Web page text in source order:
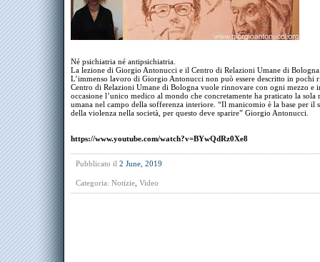
Né psichiatria né antipsichiatria.
La lezione di Giorgio Antonucci e il Centro di Relazioni Umane di
L’immenso lavoro di Giorgio Antonucci non può essere descritto in pochi
Centro di Relazioni Umane di Bologna vuole rinnovare con ogni mezzo e
occasione l’unico medico al mondo che concretamente ha praticato la
umana nel campo della sofferenza interiore. “Il manicomio è la base per il
della violenza nella società, per questo deve sparire” Giorgio Antonucci.
https://www.youtube.com/watch?v=BYwQdRz0Xe8
Pubblicato il 2 June, 2019
Categoria: Notizie Video